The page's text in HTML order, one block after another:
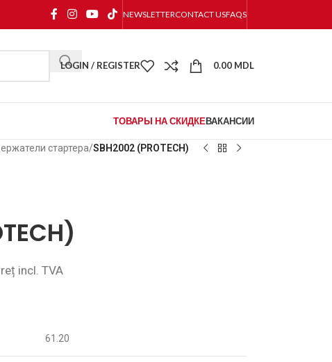
NEWSLETTERCONTACT USFAQS
LOGIN / REGISTER 0.00 MDL
ТОВАРЫ НА СКИДКЕВАКАНСИИ
стартера/SBH2002 (PROTECH)
incl. TVA
61.20